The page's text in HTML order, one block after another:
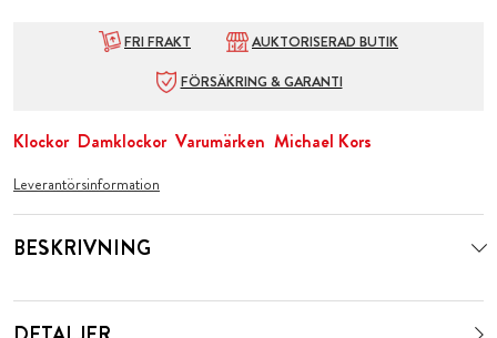
FRI FRAKT
AUKTORISERAD BUTIK
FÖRSÄKRING & GARANTI
Klockor Damklockor Varumärken Michael Kors
Leverantörsinformation
BESKRIVNING